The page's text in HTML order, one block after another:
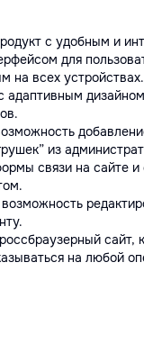
с удобным и
для
на всех устройствах.
адаптивным
из
связи на сайте и
сайт,
на любой